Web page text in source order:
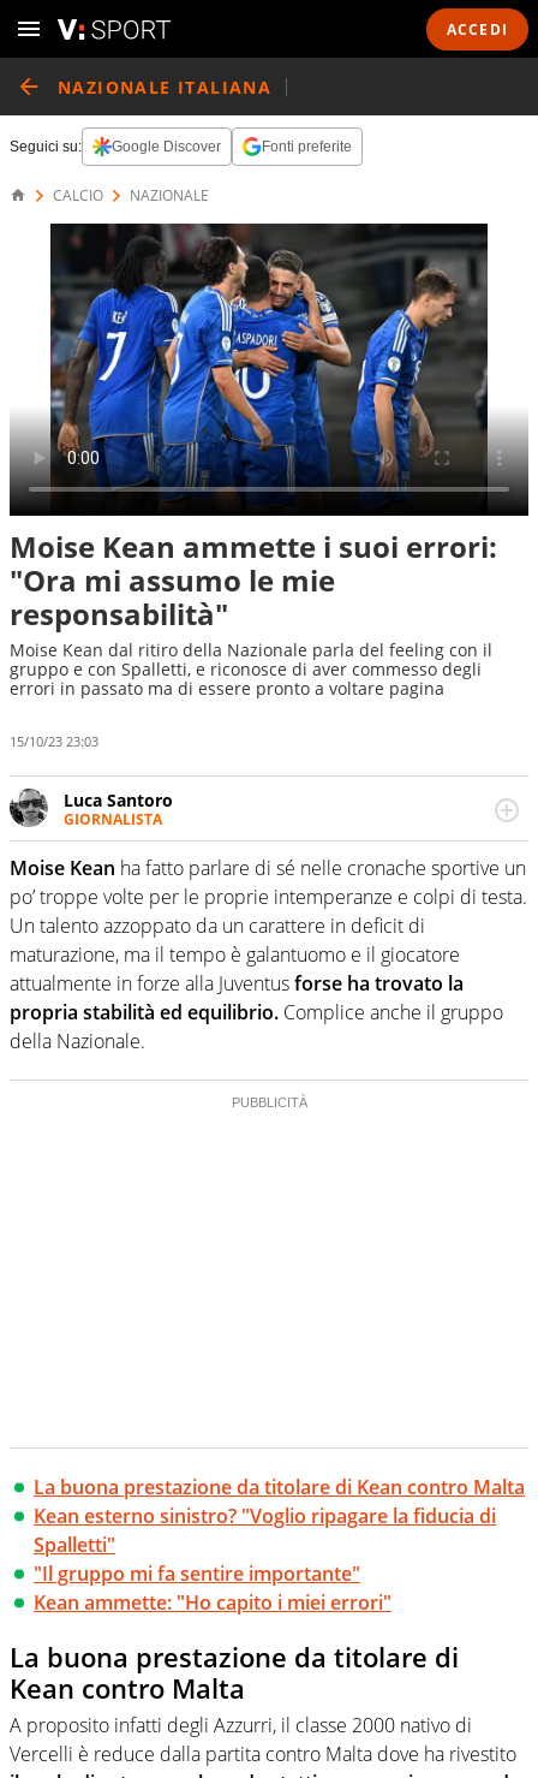
ACCEDI
NAZIONALE ITALIANA
Seguici su: Google Discover Fonti preferite
CALCIO NAZIONALE
Moise Kean ammette i suoi errori:
"Ora mi assumo le mie
responsabilità"
Moise Kean dal ritiro della Nazionale parla del feeling con il
gruppo e con Spalletti, e riconosce di aver commesso degli
errori in passato ma di essere pronto a voltare pagina
15/10/23 23:03
Luca Santoro
GIORNALISTA
Esperto di Motorsport ma, più in generale, appassionato
di tutto ciò che sia Sport, anche senza il Motor. Dà il
meglio di sé quando la strada fa largo alle due o alle
quattro ruote
Moise Kean ha fatto parlare di sé nelle cronache sportive un
po’ troppe volte per le proprie intemperanze e colpi di testa.
Un talento azzoppato da un carattere in deficit di
maturazione, ma il tempo è galantuomo e il giocatore
attualmente in forze alla Juventusforse ha trovato la
propria stabilità ed equilibrio. Complice anche il gruppo
della Nazionale.
La buona prestazione da titolare di Kean contro Malta
Kean esterno sinistro? "Voglio ripagare la fiducia di
Spalletti"
"Il gruppo mi fa sentire importante"
Kean ammette: "Ho capito i miei errori"
La buona prestazione da titolare di
Kean contro Malta
A proposito infatti degli Azzurri, il classe 2000 nativo di
Vercelli è reduce dalla partita contro Malta dove ha rivestito